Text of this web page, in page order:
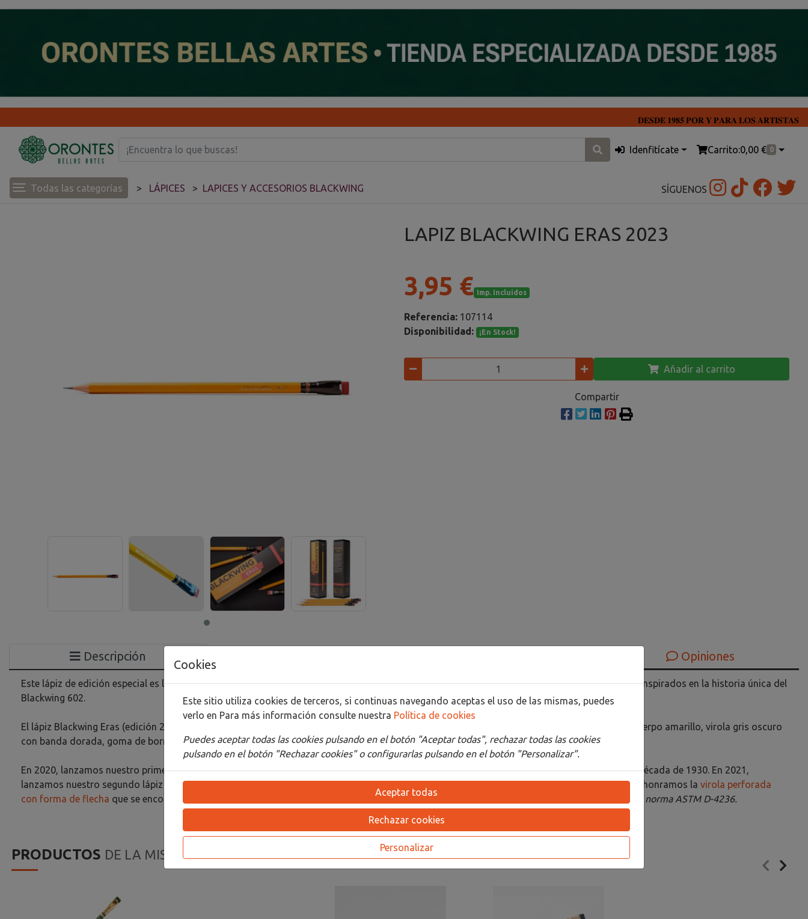
𝐃𝐄𝐒𝐃𝐄 𝟏𝟗𝟖𝟓 𝐏𝐎𝐑 𝐘 𝐏𝐀𝐑𝐀 𝐋𝐎𝐒 𝐀𝐑𝐓𝐈𝐒𝐓𝐀𝐒
Idenfitícate Carrito:0,00 € 0
Todas las categorías LÁPICES LAPICES Y ACCESORIOS BLACKWING SÍGUENOS
LAPIZ BLACKWING ERAS 2023
3,95 € Imp. Incluidos
Referencia: 107114
Disponibilidad:
¡En Stock!
Añadir al carrito
Compartir
Descripción Opiniones
Este lápiz de edición especial es la cuarta entrega de nuestra serie Blackwing Eras, que rinde homenaje a la herencia de Blackwing con diseños inspirados en la historia única del
Blackwing 602.
El lápiz Blackwing Eras (edición 2023) luce un diseño retro inspirado en el Van Dyke 601. Cada caja incluye 12 lápices de edición especial con cuerpo amarillo, virola gris oscuro
con banda dorada, goma de borrar roja,nuestro grafito firmey la impresión "PULL OUT CLAMP TO LENGTHEN ERASER" .
En 2020, lanzamos nuestro primer lápiz Eras celebrando los 10 años del renacimiento de Blackwing con un diseño sacado directamente de la década de 1930. En 2021,
lanzamos nuestro segundo lápiz Eras rindiendo homenaje a los lápices Palomino que inspiraron el renacimiento de Blackwing. Luego, en 2022, honramos la virola perforada
con forma de flecha que se encontraba en los lápices Blackwing a mediados del siglo XX. Todos los productos de lápiz Blackwing cumplen con la norma ASTM D-4236.
PRODUCTOS DE LA MISMA CATEGORIA
Cookies
Este sitio utiliza cookies de terceros, si continuas navegando aceptas el uso de las mismas, puedes
verlo en Para más información consulte nuestra Política de cookies
Puedes aceptar todas las cookies pulsando en el botón "Aceptar todas", rechazar todas las cookies
pulsando en el botón "Rechazar cookies" o configurarlas pulsando en el botón "Personalizar".
Aceptar todas
Rechazar cookies
Personalizar